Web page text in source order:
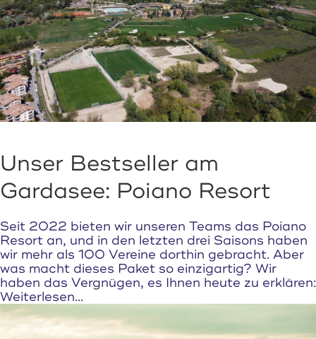
Unser Bestseller am
Gardasee: Poiano Resort
Seit 2022 bieten wir unseren Teams das Poiano
Resort an, und in den letzten drei Saisons haben
wir mehr als 100 Vereine dorthin gebracht. Aber
was macht dieses Paket so einzigartig? Wir
haben das Vergnügen, es Ihnen heute zu erklären:
Weiterlesen...